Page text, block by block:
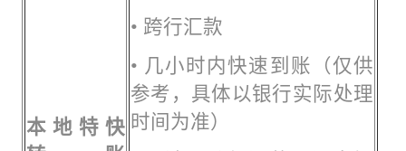
本地特快
• 跨行汇款
• 几小时内快速到账（仅供
参考，具体以银行实际处理
时间为准）